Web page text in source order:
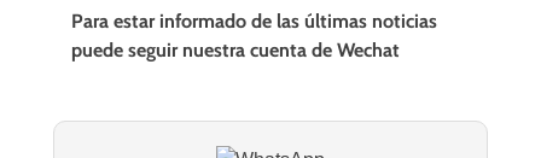
Para estar informado de las últimas noticias
puede seguir nuestra cuenta de Wechat